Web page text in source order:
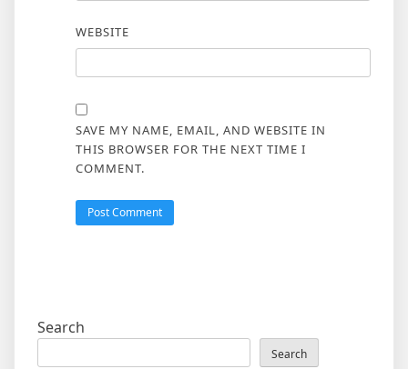
WEBSITE
SAVE MY NAME, EMAIL, AND WEBSITE IN
THIS BROWSER FOR THE NEXT TIME I
COMMENT.
Search
Search